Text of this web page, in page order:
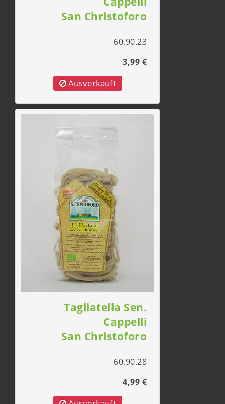
San Christoforo
60.90.23
3,99 €
Ausverkauft
Tagliatella Sen.
Cappelli
San Christoforo
60.90.28
4,99 €